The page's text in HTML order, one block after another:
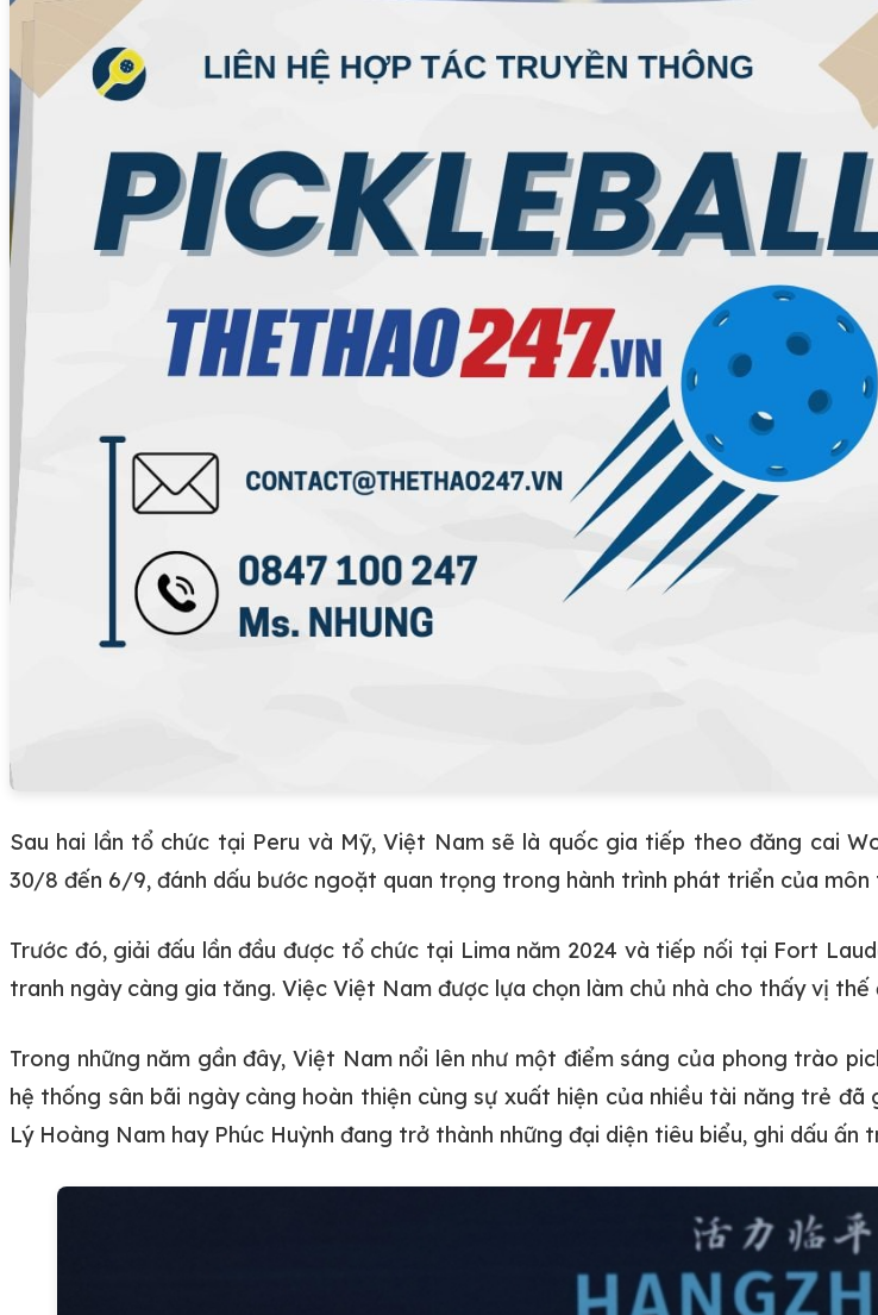
Sau hai lần tổ chức tại Peru và Mỹ, Việt Nam sẽ là quốc gia tiếp theo đăng cai
30/8 đến 6/9, đánh dấu bước ngoặt quan trọng trong hành trình phát triển của môn
Trước đó, giải đấu lần đầu được tổ chức tại Lima năm 2024 và tiếp nối tại Fort
tranh ngày càng gia tăng. Việc Việt Nam được lựa chọn làm chủ nhà cho thấy vị
Trong những năm gần đây, Việt Nam nổi lên như một điểm sáng của phong trào
hệ thống sân bãi ngày càng hoàn thiện cùng sự xuất hiện của nhiều tài năng trẻ
Lý Hoàng Nam hay Phúc Huỳnh đang trở thành những đại diện tiêu biểu, ghi dấu ấn